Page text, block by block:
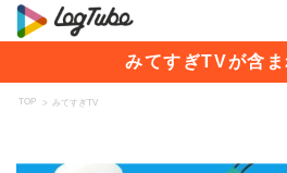
みてすぎTVが含
TOP > みてすぎTV